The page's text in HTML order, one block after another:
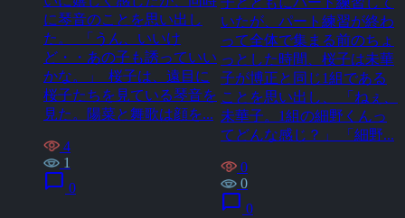
に琴音のことを思い出し
た。 「うん、いいけ
ど・・あの子も誘っていい
かな。」 桜子は、遠目に
桜子たちを見ている琴音を
見た。陽菜と舞歌は顔を...
4
1
chat_bubble 0
いたが、パート練習が終わ
って全体で集まる前のちょ
っとした時間、桜子は未華
子が博正と同じ1組である
ことを思い出し、 「ねぇ、
未華子。1組の細野くんっ
てどんな感じ？」 「細野...
0
0
chat_bubble 0